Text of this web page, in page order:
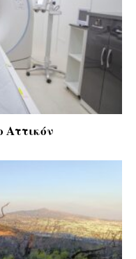
Αττικόν